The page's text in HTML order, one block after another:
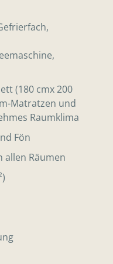
(180 cmx 200
Matratzen und
Raumklima
Fön
allen Räumen